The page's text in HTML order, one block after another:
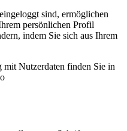
sind, ermöglichen
persönlichen Profil
indem Sie sich aus Ihrem
Nutzerdaten finden Sie in